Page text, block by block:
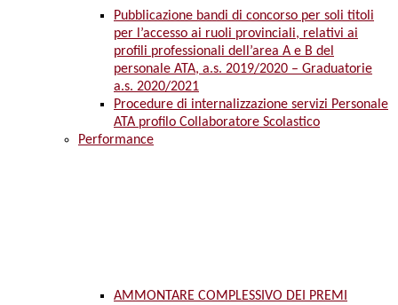
Pubblicazione bandi di concorso per soli titoli
per l’accesso ai ruoli provinciali, relativi ai
profili professionali dell’area A e B del
personale ATA, a.s. 2019/2020 – Graduatorie
a.s. 2020/2021
Procedure di internalizzazione servizi Personale
ATA profilo Collaboratore Scolastico
Performance
AMMONTARE COMPLESSIVO DEI PREMI